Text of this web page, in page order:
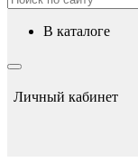
в каталоге
Личный кабинет